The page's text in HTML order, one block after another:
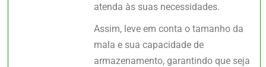
atenda às suas necessidades.
Assim, leve em conta o tamanho da
mala e sua capacidade de
armazenamento, garantindo que seja